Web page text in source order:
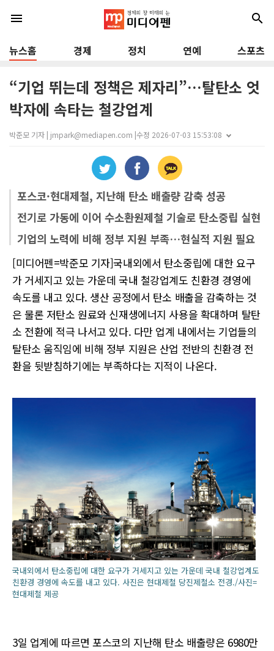
menu search
뉴스홈 경제 정치 연예 스포츠
“기업 뛰는데 정책은 제자리”…탈탄소 엇
박자에 속타는 철강업계
박준모 기자 | jmpark@mediapen.com |수정 2026-07-03 15:53:08
포스코·현대제철, 지난해 탄소 배출량 감축 성공
전기로 가동에 이어 수소환원제철 기술로 탄소중립 실현
기업의 노력에 비해 정부 지원 부족…현실적 지원 필요
[미디어펜=박준모 기자]국내외에서 탄소중립에 대한 요구
가 거세지고 있는 가운데 국내 철강업계도 친환경 경영에
속도를 내고 있다. 생산 공정에서 탄소 배출을 감축하는 것
은 물론 저탄소 원료와 신재생에너지 사용을 확대하며 탈탄
소 전환에 적극 나서고 있다. 다만 업계 내에서는 기업들의
탈탄소 움직임에 비해 정부 지원은 산업 전반의 친환경 전
환을 뒷받침하기에는 부족하다는 지적이 나온다.
국내외에서 탄소중립에 대한 요구가 거세지고 있는 가운데 국내 철강업계도
친환경 경영에 속도를 내고 있다. 사진은 현대제철 당진제철소 전경./사진=
현대제철 제공
3일 업계에 따르면 포스코의 지난해 탄소 배출량은 6980만